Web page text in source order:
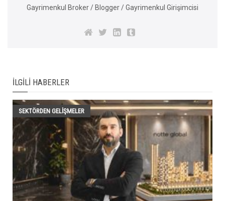
Gayrimenkul Broker / Blogger / Gayrimenkul Girişimcisi
İLGILI HABERLER
SEKTÖRDEN GELIŞMELER